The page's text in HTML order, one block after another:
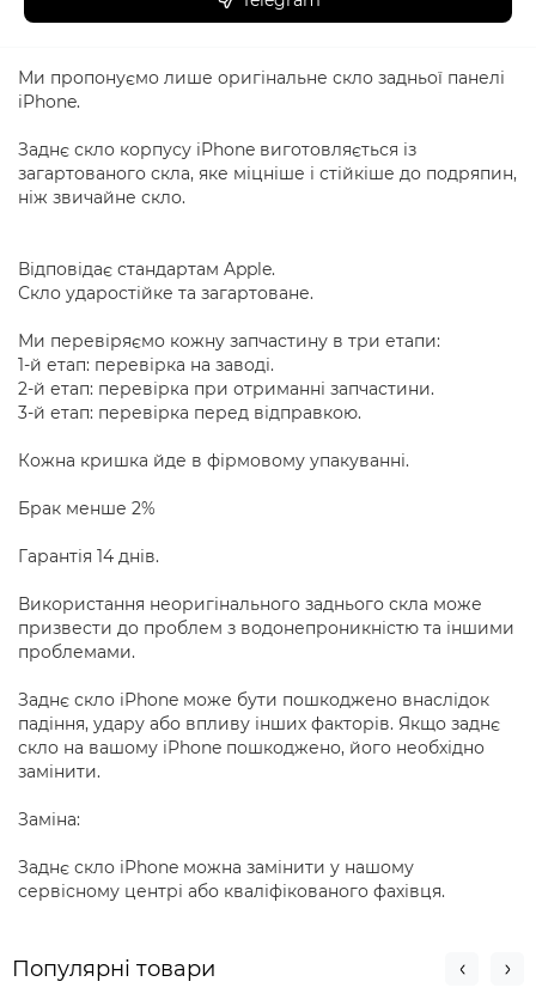
Ми пропонуємо лише оригінальне скло задньої панелі
iPhone.
Заднє скло корпусу iPhone виготовляється із
загартованого скла, яке міцніше і стійкіше до подряпин,
ніж звичайне скло.
Відповідає стандартам Apple.
Скло ударостійке та загартоване.
Ми перевіряємо кожну запчастину в три етапи:
1-й етап: перевірка на заводі.
2-й етап: перевірка при отриманні запчастини.
3-й етап: перевірка перед відправкою.
Кожна кришка йде в фірмовому упакуванні.
Брак менше 2%
Гарантія 14 днів.
Використання неоригінального заднього скла може
призвести до проблем з водонепроникністю та іншими
проблемами.
Заднє скло iPhone може бути пошкоджено внаслідок
падіння, удару або впливу інших факторів. Якщо заднє
скло на вашому iPhone пошкоджено, його необхідно
замінити.
Заміна:
Заднє скло iPhone можна замінити у нашому
сервісному центрі або кваліфікованого фахівця.
Популярні товари